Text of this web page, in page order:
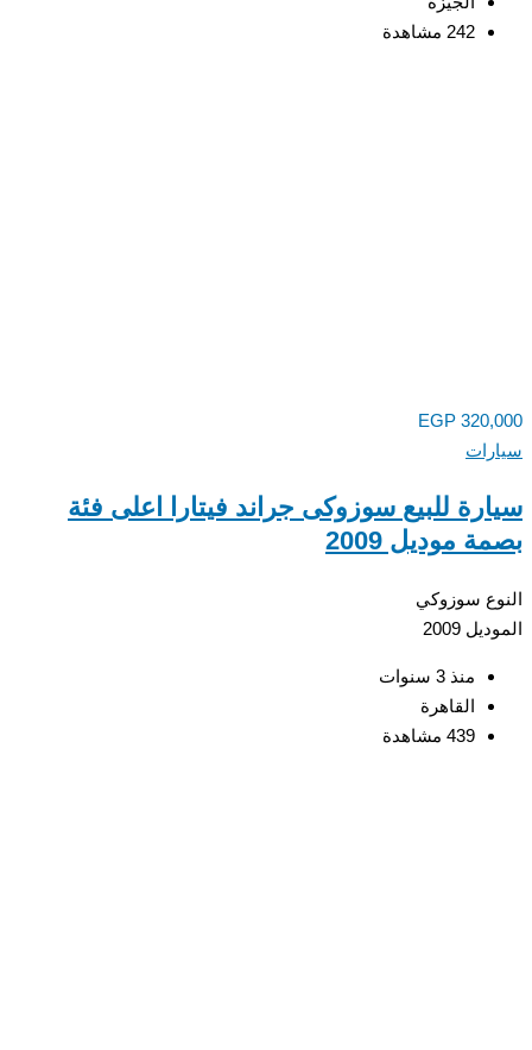
242 مشاهدة
EGP
للبيع سوزوكى جراند فيتارا اعلى فئة
موديل 2009
سوزوكي
2009
منذ 3 سنوات
القاهرة
439 مشاهدة